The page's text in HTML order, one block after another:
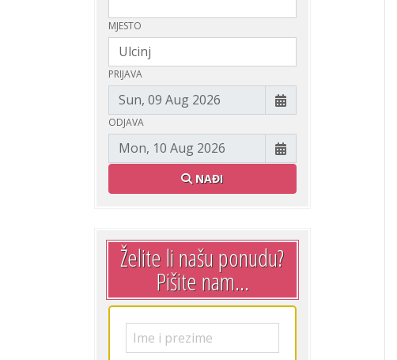
MJESTO
PRIJAVA
ODJAVA
NAĐI
Želite li našu ponudu?
Pišite nam...